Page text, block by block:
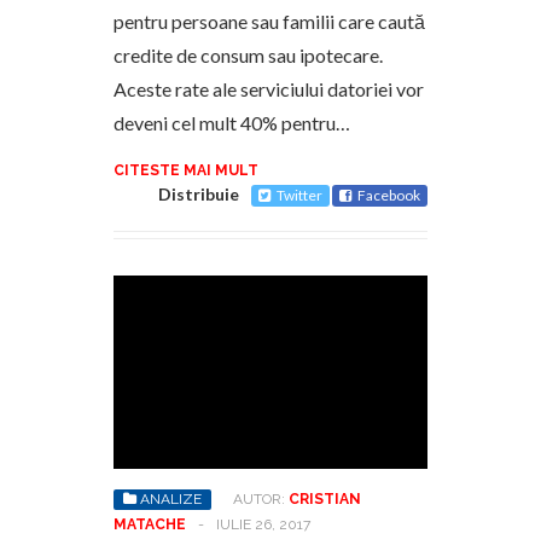
pentru persoane sau familii care caută
credite de consum sau ipotecare.
Aceste rate ale serviciului datoriei vor
deveni cel mult 40% pentru…
CITESTE MAI MULT
Distribuie Twitter Facebook
ANALIZE AUTOR: CRISTIAN
MATACHE
- IULIE 26, 2017